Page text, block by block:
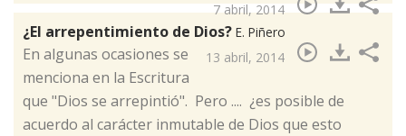
7 abril, 2014
¿El arrepentimiento de Dios? E. Piñero
13 abril, 2014
​En algunas ocasiones se
menciona en la Escritura
que "Dios se arrepintió". Pero .... ¿es posible de
acuerdo al carácter inmutable de Dios que esto